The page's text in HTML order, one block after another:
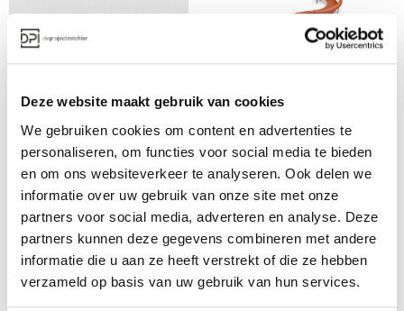
Deze website maakt gebruik van cookies
We gebruiken cookies om content en advertenties te
personaliseren, om functies voor social media te bieden
en om ons websiteverkeer te analyseren. Ook delen we
informatie over uw gebruik van onze site met onze
partners voor social media, adverteren en analyse. Deze
partners kunnen deze gegevens combineren met andere
informatie die u aan ze heeft verstrekt of die ze hebben
verzameld op basis van uw gebruik van hun services.
Offecct Soundsticks
akoestische
roomdivider
Vanaf €€€
Offecct Font
banksysteem
Vanaf €€
Bekijk alles van Offecct